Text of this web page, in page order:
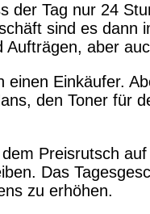
der Tag nur 24
sind es
aber
Einkäufer.
den Toner für
Preisrutsch
Das
zu erhöhen.